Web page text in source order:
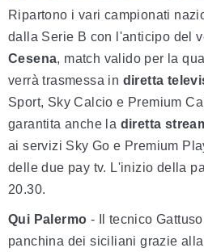
Ripartono i vari campionati
dalla Serie B con l'anticipo del
Cesena, match valido per la
verrà trasmessa in diretta
Sport, Sky Calcio e Premium
garantita anche la diretta
ai servizi Sky Go e Premium
delle due pay tv. L'inizio della
20.30.
Qui Palermo - Il tecnico
panchina dei siciliani grazie